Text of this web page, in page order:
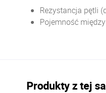
Rezystancja pętli
Pojemność
Produkty z tej